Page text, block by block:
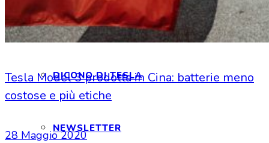
DICONO DI NOI
DICONO DI TESLA
NEWSLETTER
Tesla Model 3 prodotta in Cina: batterie meno
costose e più etiche
28 Maggio 2020